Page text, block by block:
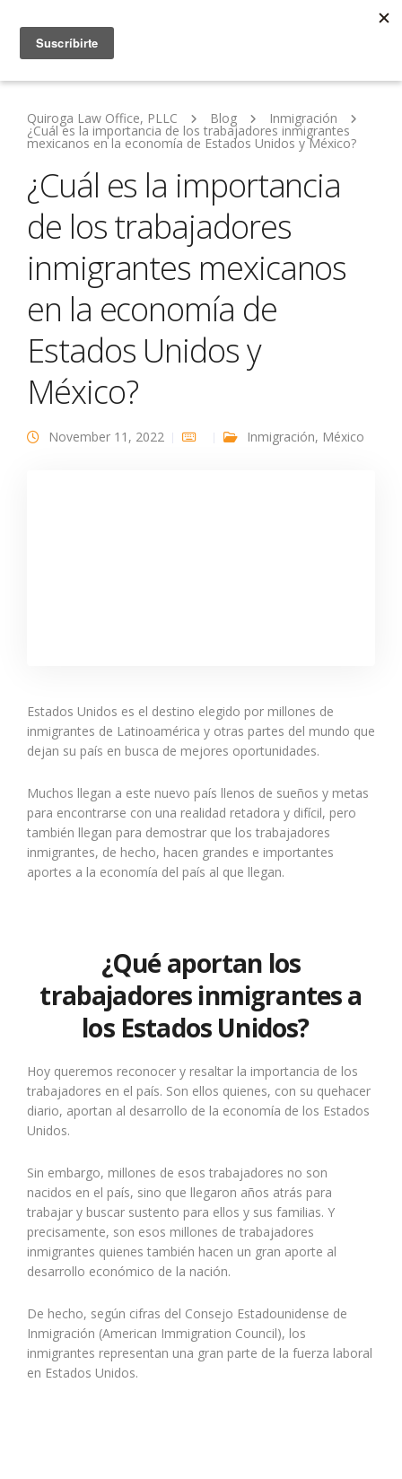
Quiroga Law Office, PLLC Blog Inmigración
¿Cuál es la importancia de los trabajadores inmigrantes
mexicanos en la economía de Estados Unidos y México?
¿Cuál es la importancia
de los trabajadores
inmigrantes mexicanos
en la economía de
Estados Unidos y
México?
November 11, 2022 Inmigración, México
Estados Unidos es el destino elegido por millones de
inmigrantes de Latinoamérica y otras partes del mundo que
dejan su país en busca de mejores oportunidades.
Muchos llegan a este nuevo país llenos de sueños y metas
para encontrarse con una realidad retadora y difícil, pero
también llegan para demostrar que los trabajadores
inmigrantes, de hecho, hacen grandes e importantes
aportes a la economía del país al que llegan.
¿Qué aportan los
trabajadores inmigrantes a
los Estados Unidos?
Hoy queremos reconocer y resaltar la importancia de los
trabajadores en el país. Son ellos quienes, con su quehacer
diario, aportan al desarrollo de la economía de los Estados
Unidos.
Sin embargo, millones de esos trabajadores no son
nacidos en el país, sino que llegaron años atrás para
trabajar y buscar sustento para ellos y sus familias. Y
precisamente, son esos millones de trabajadores
inmigrantes quienes también hacen un gran aporte al
desarrollo económico de la nación.
De hecho, según cifras del Consejo Estadounidense de
Inmigración (American Immigration Council), los
inmigrantes representan una gran parte de la fuerza laboral
en Estados Unidos.